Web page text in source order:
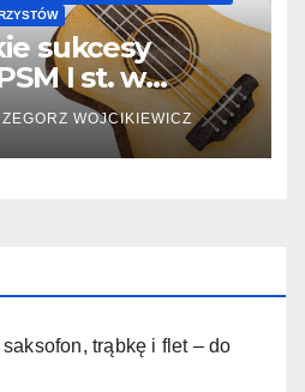
sukcesy
I st. w
Wiosenne
Pruchniku
WOJCIKIEWICZ
trąbkę i flet – do